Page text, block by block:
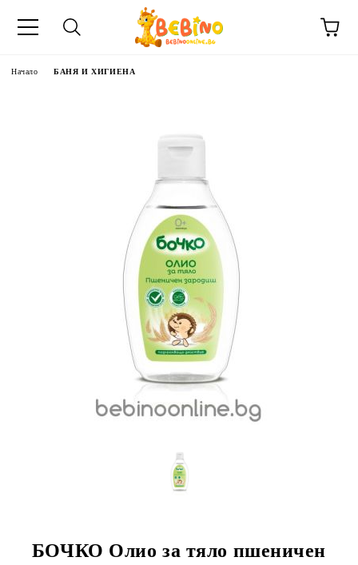
Начало БАНЯ И ХИГИЕНА
БОЧКО Олио за тяло пшеничен